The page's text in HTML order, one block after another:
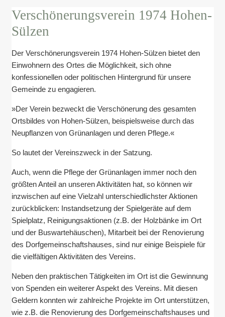
Verschönerungsverein 1974 Hohen-
Sülzen
Der Verschönerungsverein 1974 Hohen-Sülzen bietet den
Einwohnern des Ortes die Möglichkeit, sich ohne
konfessionellen oder politischen Hintergrund für unsere
Gemeinde zu engagieren.
»Der Verein bezweckt die Verschönerung des gesamten
Ortsbildes von Hohen-Sülzen, beispielsweise durch das
Neupflanzen von Grünanlagen und deren Pflege.«
So lautet der Vereinszweck in der Satzung.
Auch, wenn die Pflege der Grünanlagen immer noch den
größten Anteil an unseren Aktivitäten hat, so können wir
inzwischen auf eine Vielzahl unterschiedlichster Aktionen
zurückblicken: Instandsetzung der Spielgeräte auf dem
Spielplatz, Reinigungsaktionen (z.B. der Holzbänke im Ort
und der Buswartehäuschen), Mitarbeit bei der Renovierung
des Dorfgemeinschaftshauses, sind nur einige Beispiele für
die vielfältigen Aktivitäten des Vereins.
Neben den praktischen Tätigkeiten im Ort ist die Gewinnung
von Spenden ein weiterer Aspekt des Vereins. Mit diesen
Geldern konnten wir zahlreiche Projekte im Ort unterstützen,
wie z.B. die Renovierung des Dorfgemeinschaftshauses und